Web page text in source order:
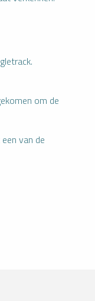
om de
van de